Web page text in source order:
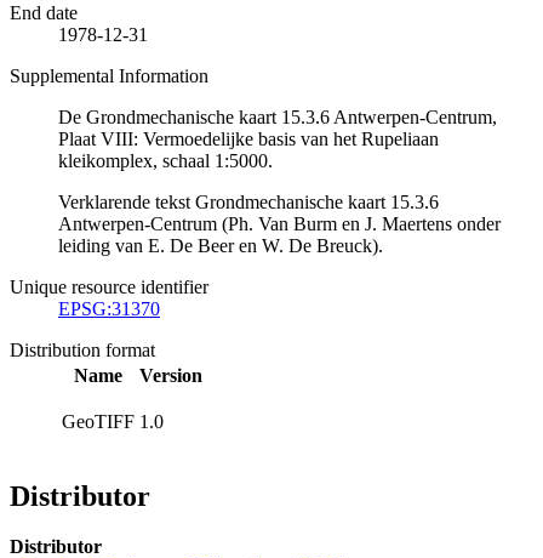
End date
1978-12-31
Supplemental Information
De Grondmechanische kaart 15.3.6 Antwerpen-Centrum,
Plaat VIII: Vermoedelijke basis van het Rupeliaan
kleikomplex, schaal 1:5000.
Verklarende tekst Grondmechanische kaart 15.3.6
Antwerpen-Centrum (Ph. Van Burm en J. Maertens onder
leiding van E. De Beer en W. De Breuck).
Unique resource identifier
EPSG:31370
Distribution format
Name
Version
GeoTIFF 1.0
Distributor
Distributor